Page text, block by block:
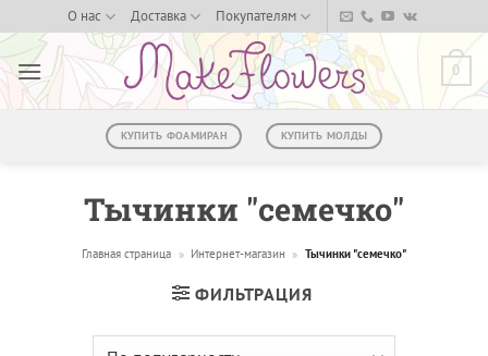
to
content
О нас Доставка Покупателям
0
КУПИТЬ ФОАМИРАН КУПИТЬ МОЛДЫ
Тычинки "семечко"
Главная страница » Интернет-магазин » Тычинки "семечко"
ФИЛЬТРАЦИЯ